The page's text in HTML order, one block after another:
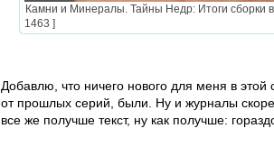
Камни и Минералы. Тайны Недр: Итоги сборки
1463 ]
Добавлю, что ничего нового для меня в
от прошлых серий, были. Ну и журналы
все же получше текст, ну как получше: